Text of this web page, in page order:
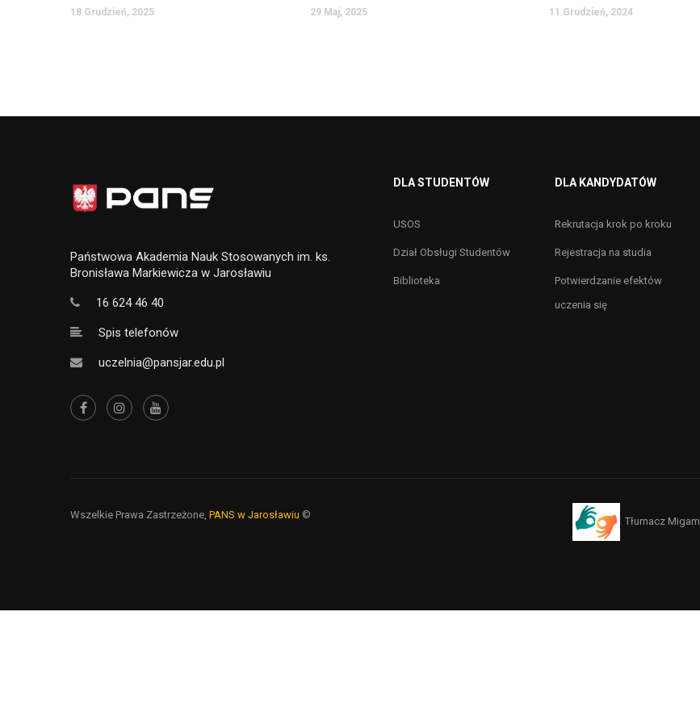
18 Grudzień, 2025 29 Maj, 2025 11 Grudzień, 2024
Państwowa Akademia Nauk Stosowanych im. ks.
Bronisława Markiewicza w Jarosławiu
16 624 46 40
Spis telefonów
uczelnia@pansjar.edu.pl
DLA STUDENTÓW
USOS
Dział Obsługi Studentów
Biblioteka
DLA KANDYDATÓW
Rekrutacja krok po kroku
Rejestracja na studia
Potwierdzanie efektów
uczenia się
Wszelkie Prawa Zastrzeżone, PANS w Jarosławiu ©
Tłumacz Migam